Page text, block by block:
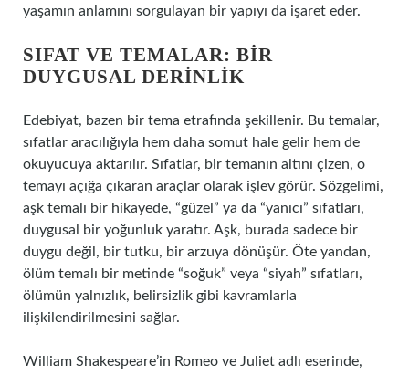
yaşamın anlamını sorgulayan bir yapıyı da işaret eder.
SIFAT VE TEMALAR: BIR
DUYGUSAL DERINLIK
Edebiyat, bazen bir tema etrafında şekillenir. Bu temalar,
sıfatlar aracılığıyla hem daha somut hale gelir hem de
okuyucuya aktarılır. Sıfatlar, bir temanın altını çizen, o
temayı açığa çıkaran araçlar olarak işlev görür. Sözgelimi,
aşk temalı bir hikayede, “güzel” ya da “yanıcı” sıfatları,
duygusal bir yoğunluk yaratır. Aşk, burada sadece bir
duygu değil, bir tutku, bir arzuya dönüşür. Öte yandan,
ölüm temalı bir metinde “soğuk” veya “siyah” sıfatları,
ölümün yalnızlık, belirsizlik gibi kavramlarla
ilişkilendirilmesini sağlar.
William Shakespeare’in Romeo ve Juliet adlı eserinde,